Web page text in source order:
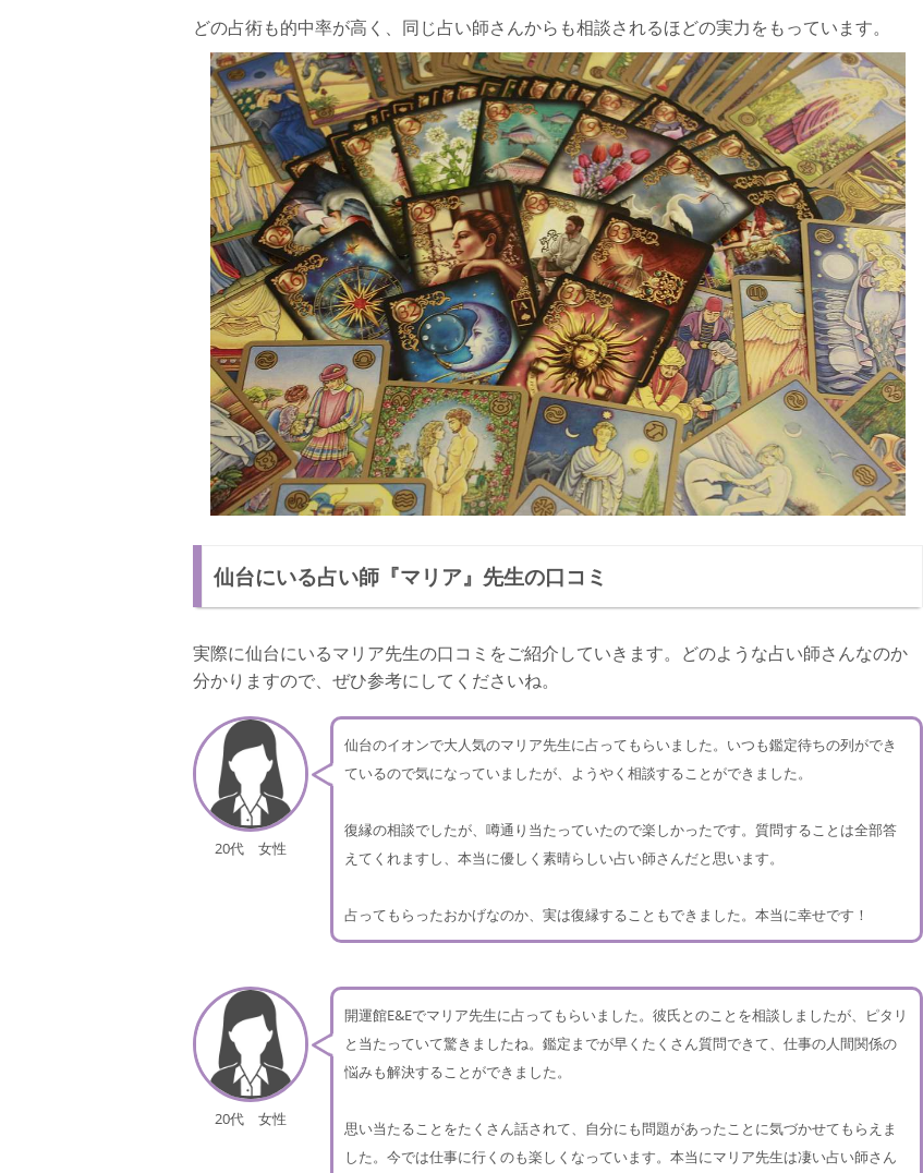
どの占術も的中率が高く、同じ占い師さんからも相談されるほどの実力をもっています。
仙台にいる占い師『マリア』先生の口コミ
実際に仙台にいるマリア先生の口コミをご紹介していきます。どのような占い師さんなのか
分かりますので、ぜひ参考にしてくださいね。
20代 女性
仙台のイオンで大人気のマリア先生に占ってもらいました。いつも鑑定待ちの列ができ
ているので気になっていましたが、ようやく相談することができました。
復縁の相談でしたが、噂通り当たっていたので楽しかったです。質問することは全部答
えてくれますし、本当に優しく素晴らしい占い師さんだと思います。
占ってもらったおかげなのか、実は復縁することもできました。本当に幸せです！
20代 女性
開運館E&Eでマリア先生に占ってもらいました。彼氏とのことを相談しましたが、ピタリ
と当たっていて驚きましたね。鑑定までが早くたくさん質問できて、仕事の人間関係の
悩みも解決することができました。
思い当たることをたくさん話されて、自分にも問題があったことに気づかせてもらえま
した。今では仕事に行くのも楽しくなっています。本当にマリア先生は凄い占い師さん